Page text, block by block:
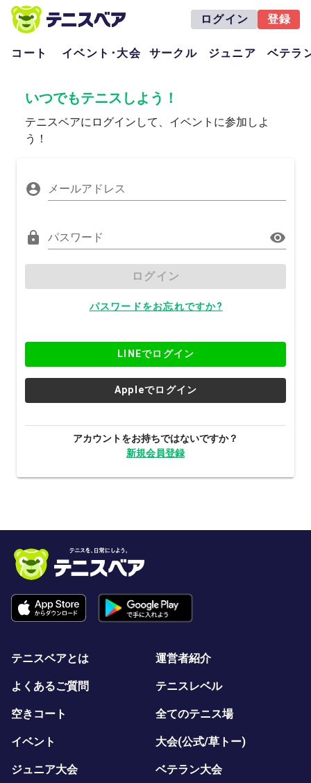
ログイン 登録
コート イベント･大会 サークル ジュニア ベテラ
いつでもテニスしよう！
テニスベアにログインして、イベントに参加しよ
う！
メールアドレス
パスワード
ログイン
パスワードをお忘れですか?
LINEでログイン
Appleでログイン
アカウントをお持ちではないですか？
新規会員登録
テニスベアとは 運営者紹介
よくあるご質問 テニスレベル
空きコート 全てのテニス場
イベント 大会(公式/草トー)
ジュニア大会 ベテラン大会